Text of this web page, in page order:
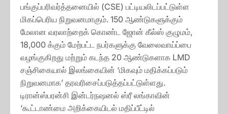
பங்குப்பரிவர்த்தனையில் (CSE) பட்டியலிடப்பட்டுள்ள
மிகப்பெரிய நிறுவனமாகும். 150 ஆண்டுகளுக்கும்
மேலான வரலாற்றைக் கொண்ட ஜோன் கீல்ஸ் குழுமம்,
18,000 க்கும் மேற்பட்ட நபர்களுக்கு வேலைவாய்ப்பை
வழங்குகிறது மற்றும் கடந்த 20 ஆண்டுகளாக LMD
சஞ்சிகையால் இலங்கையின் ‘மிகவும் மதிக்கப்படும்
நிறுவனமாக’ தரவரிசைப்படுத்தப்பட்டுள்ளது.
டிரான்ஸ்பரன்சி இன்டர்நஷனல் ஸ்ரீ லங்காவின்
‘கூட்டாண்மை அறிக்கையிடல் மதிப்பீட்டில்